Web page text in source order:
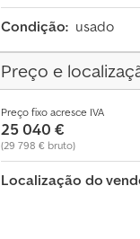
Condição: usado
Preço e
Preço fixo acresce IVA
25 040 €
(29 798 € bruto)
Localização do